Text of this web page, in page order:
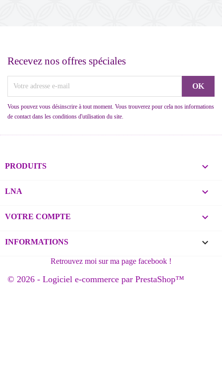
Recevez nos offres spéciales
Vous pouvez vous désinscrire à tout moment. Vous trouverez pour cela nos informations
de contact dans les conditions d'utilisation du site.
PRODUITS 
LNA 
VOTRE COMPTE 
INFORMATIONS keyboard_arrow_down
© 2026 - Logiciel e-commerce par PrestaShop™